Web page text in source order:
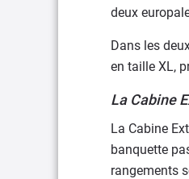
deux
Dans les
en taille XL,
La Cabine
La Cabine
banquette
rangements